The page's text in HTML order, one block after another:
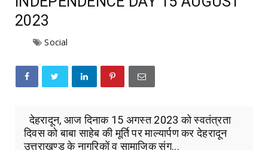
2023
Social
देहरादून, आज दिनाक 15 अगस्त 2023 को स्वतंत्रता
दिवस को बाबा साहेब की मूर्ति पर माल्यार्पण कर देहरादून
उत्तराखण्ड के नागरिकों व सामाजिक संग...